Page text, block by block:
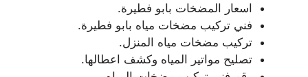
اسعار المضخات بابو فطيرة.
فني تركيب مضخات مياه بابو فطيرة.
تركيب مضخات مياه المنزل.
تصليح مواتير المياه وكشف اعطالها.